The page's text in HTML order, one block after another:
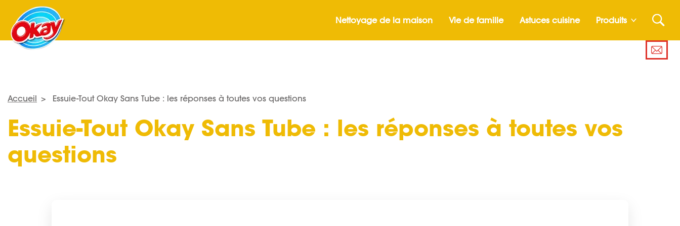
Nettoyage de la maison Vie de famille Astuces cuisine Produits
Accueil Essuie-Tout Okay Sans Tube : les réponses à toutes vos questions
Essuie-Tout Okay Sans Tube : les réponses à toutes vos
questions